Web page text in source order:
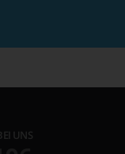
UNS